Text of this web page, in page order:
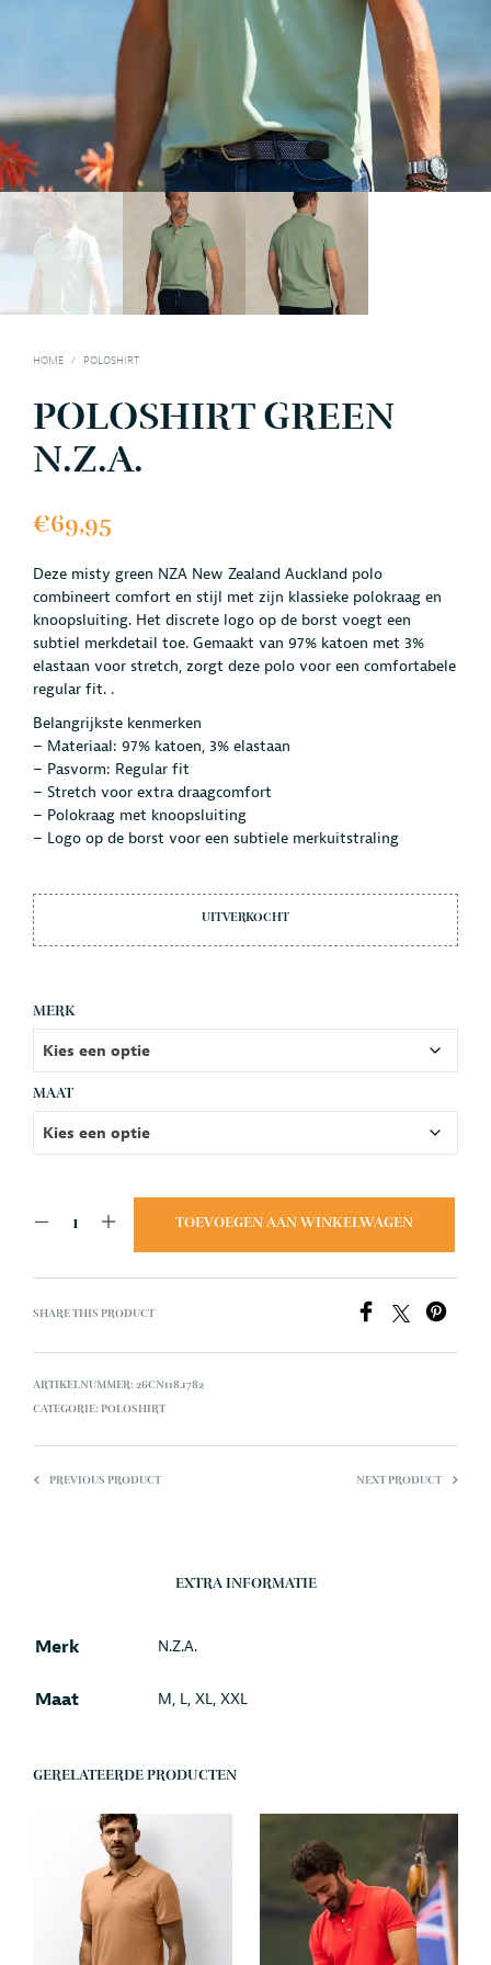
HOME / POLOSHIRT
POLOSHIRT GREEN
N.Z.A.
€69,95
Deze misty green NZA New Zealand Auckland polo
combineert comfort en stijl met zijn klassieke polokraag en
knoopsluiting. Het discrete logo op de borst voegt een
subtiel merkdetail toe. Gemaakt van 97% katoen met 3%
elastaan voor stretch, zorgt deze polo voor een comfortabele
regular fit. .
Belangrijkste kenmerken
– Materiaal: 97% katoen, 3% elastaan
– Pasvorm: Regular fit
– Stretch voor extra draagcomfort
– Polokraag met knoopsluiting
– Logo op de borst voor een subtiele merkuitstraling
UITVERKOCHT
MERK
MAAT
TOEVOEGEN AAN WINKELWAGEN
SHARE THIS PRODUCT
ARTIKELNUMMER:26CN118.1782
CATEGORIE:POLOSHIRT
PREVIOUS PRODUCT NEXT PRODUCT
EXTRA INFORMATIE
Merk N.Z.A.
Maat M, L, XL, XXL
GERELATEERDE PRODUCTEN